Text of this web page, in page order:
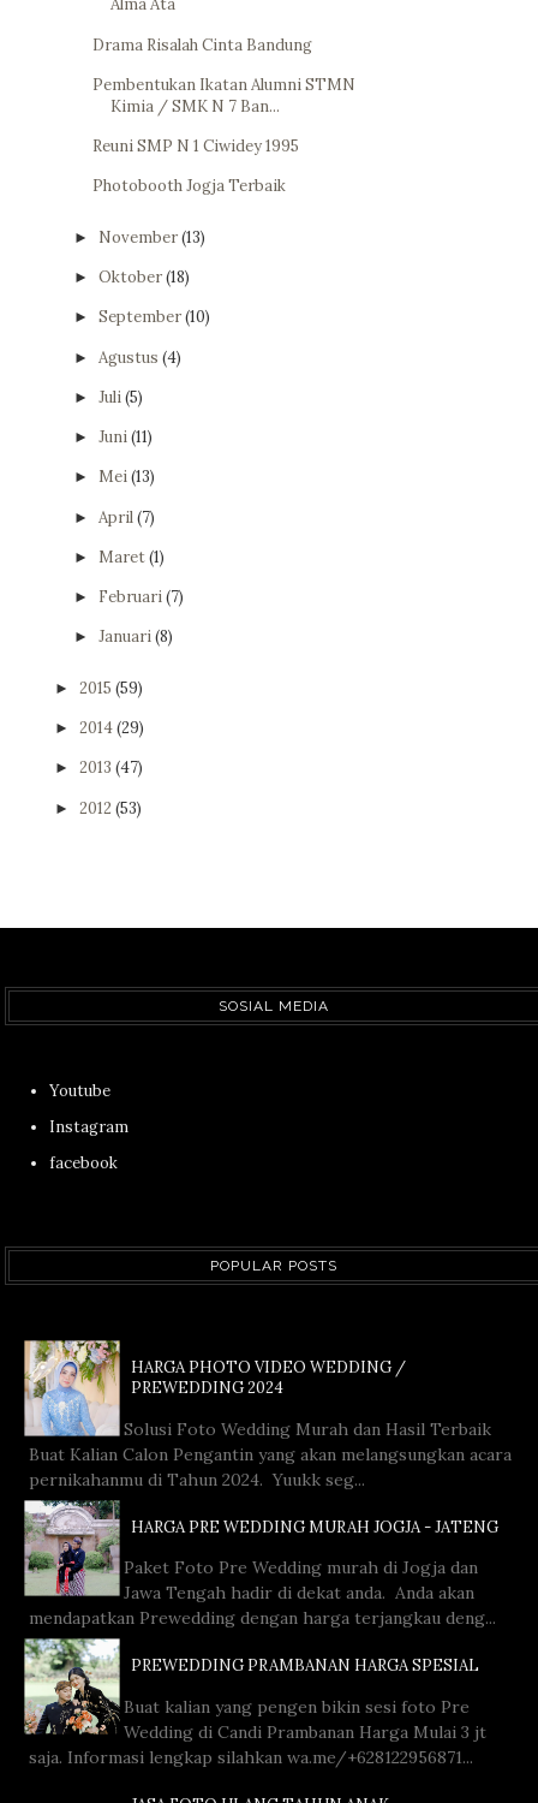
Alma Ata
Drama Risalah Cinta Bandung
Pembentukan Ikatan Alumni STMN
Kimia / SMK N 7 Ban...
Reuni SMP N 1 Ciwidey 1995
Photobooth Jogja Terbaik
► November(13)
► Oktober(18)
► September(10)
► Agustus (4)
► Juli(5)
► Juni(11)
► Mei(13)
► April(7)
► Maret(1)
► Februari(7)
► Januari(8)
► 2015 (59)
► 2014(29)
► 2013 (47)
► 2012 (53)
SOSIAL MEDIA
Youtube
Instagram
facebook
POPULAR POSTS
HARGA PHOTO VIDEO WEDDING /
PREWEDDING 2024
Solusi Foto Wedding Murah dan Hasil Terbaik
Buat Kalian Calon Pengantin yang akan melangsungkan acara
pernikahanmu di Tahun 2024. Yuukk seg...
HARGA PRE WEDDING MURAH JOGJA - JATENG
Paket Foto Pre Wedding murah di Jogja dan
Jawa Tengah hadir di dekat anda. Anda akan
mendapatkan Prewedding dengan harga terjangkau deng...
PREWEDDING PRAMBANAN HARGA SPESIAL
Buat kalian yang pengen bikin sesi foto Pre
Wedding di Candi Prambanan Harga Mulai 3 jt
saja. Informasi lengkap silahkan wa.me/+628122956871...